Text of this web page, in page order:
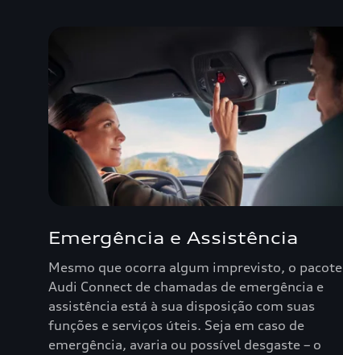
Emergência e Assistência
Mesmo que ocorra algum imprevisto, o pacote
Audi Connect de chamadas de emergência e
assistência está à sua disposição com suas
funções e serviços úteis. Seja em caso de
emergência, avaria ou possível desgaste – o